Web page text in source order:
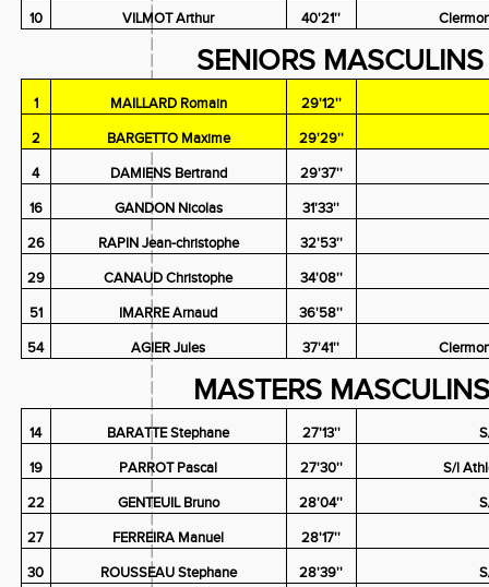
10
VILMOT Arthur 40'21''
SENIORS
1 MAILLARD Romain
29'12''
2
BARGETTO Maxime
29'29''
4
DAMIENS Bertrand
29'37''
16
GANDON Nicolas
31'33''
26
RAPIN Jean-christophe
32'53''
29
CANAUD Christophe
34'08''
51
IMARRE Arnaud
36'58''
54
AGIER Jules 37'41''
MASTERS
14 BARATTE Stephane 27'13''
19
PARROT Pascal 27'30''
S/l
22
GENTEUIL Bruno 28'04''
27
FERREIRA Manuel
28'17''
30
ROUSSEAU Stephane 28'39''